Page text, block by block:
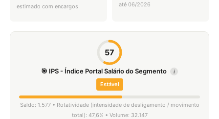
estimado com encargos até 06/2026
57
🎯 IPS - Índice Portal Salário do Segmento i
Estável
Saldo: 1.577 • Rotatividade (intensidade de desligamento / movimento
total): 47,6% • Volume: 32.147